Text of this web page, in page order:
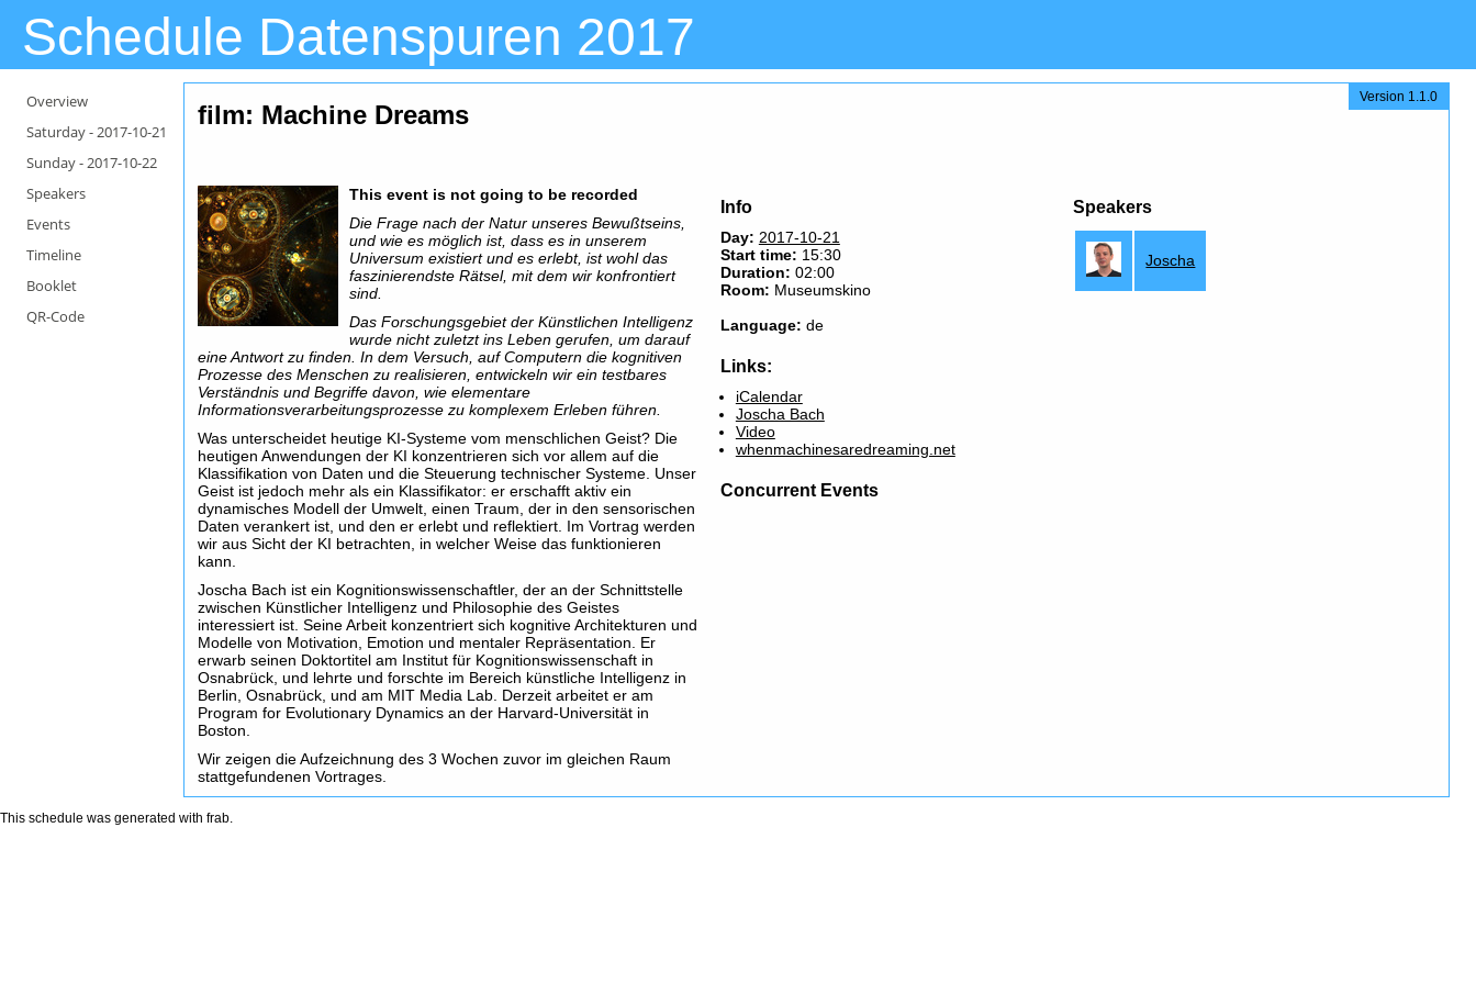
Schedule Datenspuren 2017
Overview
Saturday -2017-10-21
Sunday -2017-10-22
Speakers
Events
Timeline
Booklet
QR-Code
Version 1.1.0
film: Machine Dreams
This event is not going to be recorded
Die Frage nach der Natur unseres Bewußtseins,
und wie es möglich ist, dass es in unserem
Universum existiert und es erlebt, ist wohl das
faszinierendste Rätsel, mit dem wir konfrontiert
sind.
Das Forschungsgebiet der Künstlichen Intelligenz
wurde nicht zuletzt ins Leben gerufen, um darauf
eine Antwort zu finden. In dem Versuch, auf Computern die kognitiven
Prozesse des Menschen zu realisieren, entwickeln wir ein testbares
Verständnis und Begriffe davon, wie elementare
Informationsverarbeitungsprozesse zu komplexem Erleben führen.
Was unterscheidet heutige KI-Systeme vom menschlichen Geist? Die
heutigen Anwendungen der KI konzentrieren sich vor allem auf die
Klassifikation von Daten und die Steuerung technischer Systeme. Unser
Geist ist jedoch mehr als ein Klassifikator: er erschafft aktiv ein
dynamisches Modell der Umwelt, einen Traum, der in den sensorischen
Daten verankert ist, und den er erlebt und reflektiert. Im Vortrag werden
wir aus Sicht der KI betrachten, in welcher Weise das funktionieren
kann.
Joscha Bach ist ein Kognitionswissenschaftler, der an der Schnittstelle
zwischen Künstlicher Intelligenz und Philosophie des Geistes
interessiert ist. Seine Arbeit konzentriert sich kognitive Architekturen und
Modelle von Motivation, Emotion und mentaler Repräsentation. Er
erwarb seinen Doktortitel am Institut für Kognitionswissenschaft in
Osnabrück, und lehrte und forschte im Bereich künstliche Intelligenz in
Berlin, Osnabrück, und am MIT Media Lab. Derzeit arbeitet er am
Program for Evolutionary Dynamics an der Harvard-Universität in
Boston.
Wir zeigen die Aufzeichnung des 3 Wochen zuvor im gleichen Raum
stattgefundenen Vortrages.
Info
Day: 2017-10-21
Start time: 15:30
Duration: 02:00
Room: Museumskino
Language: de
Links:
iCalendar
Joscha Bach
Video
whenmachinesaredreaming.net
Concurrent Events
Speakers
Joscha
This schedule was generated with frab.